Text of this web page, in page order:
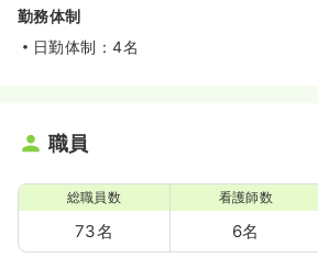
勤務体制
日勤体制：4名
職員
総職員数
73名
看護師数
6名